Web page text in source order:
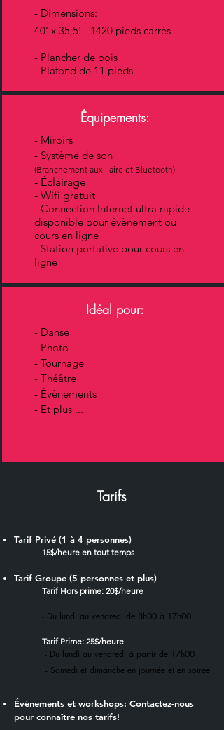
- Dimensions:
40' x 35,5' - 1420 pieds carrés
- Plancher de bois
- Plafond de 11 pieds
Équipements:
- Miroirs
- Système de son
(Branchement auxiliaire et Bluetooth)
- Éclairage
- Wifi gratuit
- Connection Internet ultra rapide
disponible pour évènement ou
cours en ligne
- Station portative pour cours en
ligne
Idéal pour:
- Danse
- Photo
- Tournage
- Théâtre
- Évènements
- Et plus ...
Tarifs
Tarif Privé (1 à 4 personnes)
15$/heure en tout temps
Tarif Groupe (5 personnes et plus)
Tarif Hors prime: 20$/heure
- Du lundi au vendredi de 8h00 à 17h00.
Tarif Prime: 25$/heure
- Du lundi au vendredi à partir de 17h00
- Samedi et dimanche en journée et en soirée
Évènements et workshops: Contactez-nous
pour connaître nos tarifs!